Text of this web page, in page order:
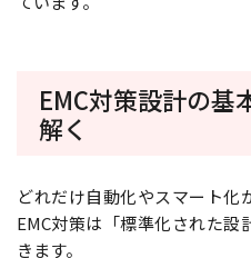
EMC対策設計の基
解く
どれだけ自動化やスマート化
EMC対策は「標準化された
きます。